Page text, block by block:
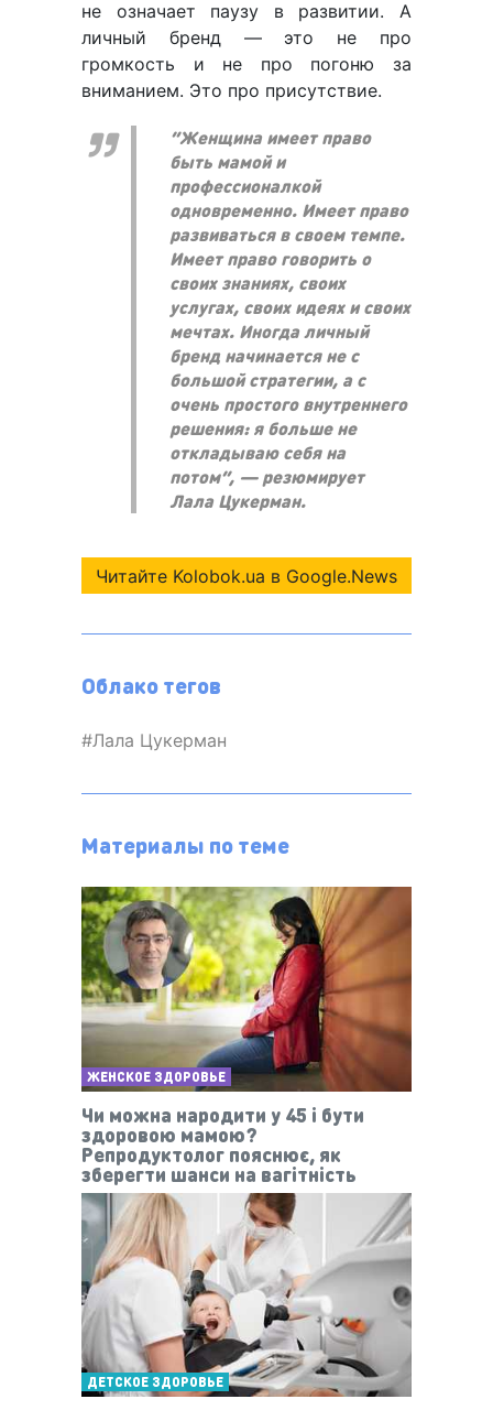
не означает паузу в развитии. А
личный бренд — это не про
громкость и не про погоню за
вниманием. Это про присутствие.
“Женщина имеет право
быть мамой и
профессионалкой
одновременно. Имеет право
развиваться в своем темпе.
Имеет право говорить о
своих знаниях, своих
услугах, своих идеях и своих
мечтах. Иногда личный
бренд начинается не с
большой стратегии, а с
очень простого внутреннего
решения: я больше не
откладываю себя на
потом”, — резюмирует
Лала Цукерман.
Читайте Kolobok.ua в Google.News
Облако тегов
Лала Цукерман
Материалы по теме
ЖЕНСКОЕ ЗДОРОВЬЕ
Чи можна народити у 45 і бути
здоровою мамою?
Репродуктолог пояснює, як
зберегти шанси на вагітність
ДЕТСКОЕ ЗДОРОВЬЕ